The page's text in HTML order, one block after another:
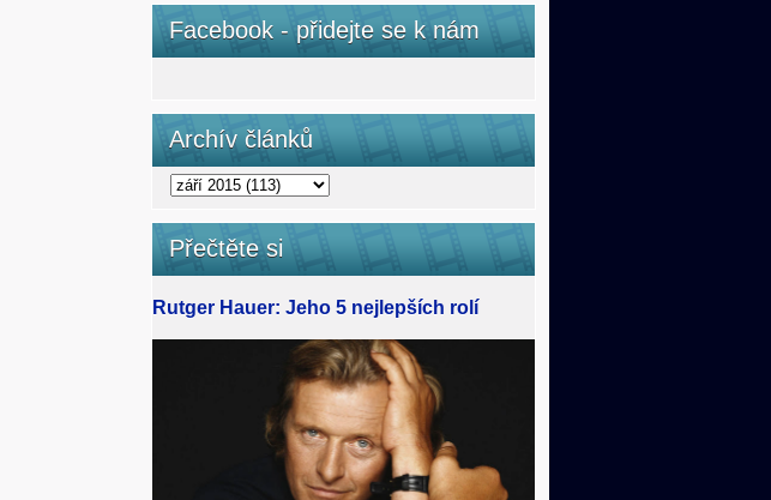
Facebook - přidejte se k nám
Archív článků
Přečtěte si
Rutger Hauer: Jeho 5 nejlepších rolí